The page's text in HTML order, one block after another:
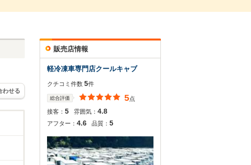
わせる
販売店情報
軽冷凍車専門店クールキャブ
クチコミ件数 5件
総合評価 5点
接客： 5 雰囲気： 4.8
アフター： 4.6 品質： 5